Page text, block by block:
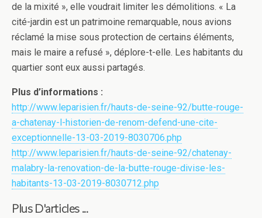
de la mixité », elle voudrait limiter les démolitions. « La
cité-jardin est un patrimoine remarquable, nous avions
réclamé la mise sous protection de certains éléments,
mais le maire a refusé », déplore-t-elle. Les habitants du
quartier sont eux aussi partagés.
Plus d’informations :
http://www.leparisien.fr/hauts-de-seine-92/butte-rouge-
a-chatenay-l-historien-de-renom-defend-une-cite-
exceptionnelle-13-03-2019-8030706.php
http://www.leparisien.fr/hauts-de-seine-92/chatenay-
malabry-la-renovation-de-la-butte-rouge-divise-les-
habitants-13-03-2019-8030712.php
Plus D'articles ...